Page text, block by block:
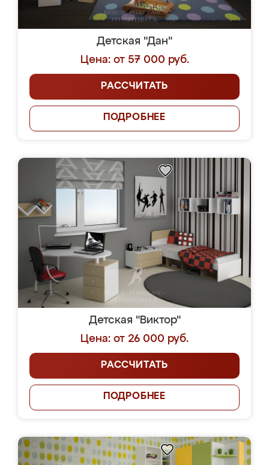
Детская "Дан"
Цена: от 57 000 руб.
РАССЧИТАТЬ
ПОДРОБНЕЕ
Детская "Виктор"
Цена: от 26 000 руб.
РАССЧИТАТЬ
ПОДРОБНЕЕ